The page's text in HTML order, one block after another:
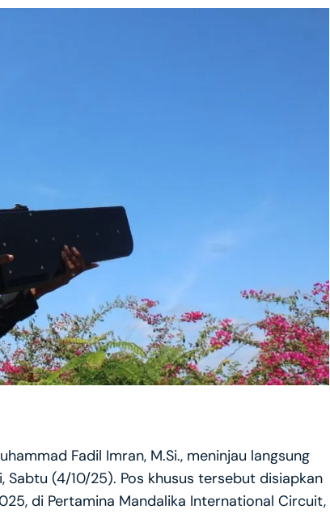
Fadil Imran, M.Si., meninjau langsung
(4/10/25). Pos khusus tersebut disiapkan
di Pertamina Mandalika International Circuit,